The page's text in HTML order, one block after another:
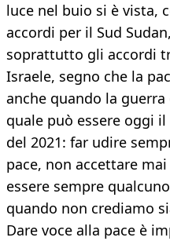
luce nel buio si è vista,
accordi per il Sud
soprattutto gli accordi
Israele, segno che la
anche quando la
quale può essere oggi
del 2021: far udire
pace, non accettare
essere sempre
quando non crediamo
Dare voce alla pace è